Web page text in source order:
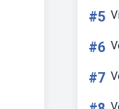
#5
#6
#7